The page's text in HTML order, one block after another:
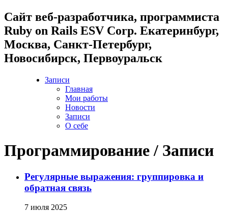
Cайт веб-разработчика, программиста
Ruby on Rails ESV Corp. Екатеринбург,
Москва, Санкт-Петербург,
Новосибирск, Первоуральск
Записи
Главная
Мои работы
Новости
Записи
О себе
Программирование / Записи
Регулярные выражения: группировка и
обратная связь
7 июля 2025